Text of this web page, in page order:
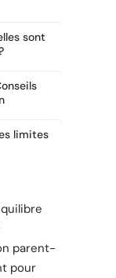
sont
limites
parent-
pour